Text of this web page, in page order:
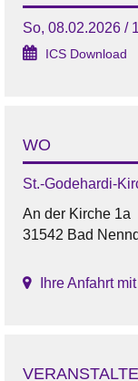
So, 08.02.2026 /
ICS Download
WO
St.-Godehardi-
An der Kirche 1a
31542 Bad
Ihre Anfahrt